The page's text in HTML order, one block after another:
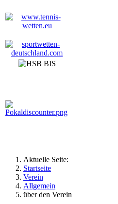
Aktuelle Seite:
Startseite
Verein
Allgemein
über den Verein